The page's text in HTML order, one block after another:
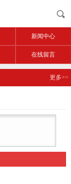
新闻中心
在线留言
更多>>